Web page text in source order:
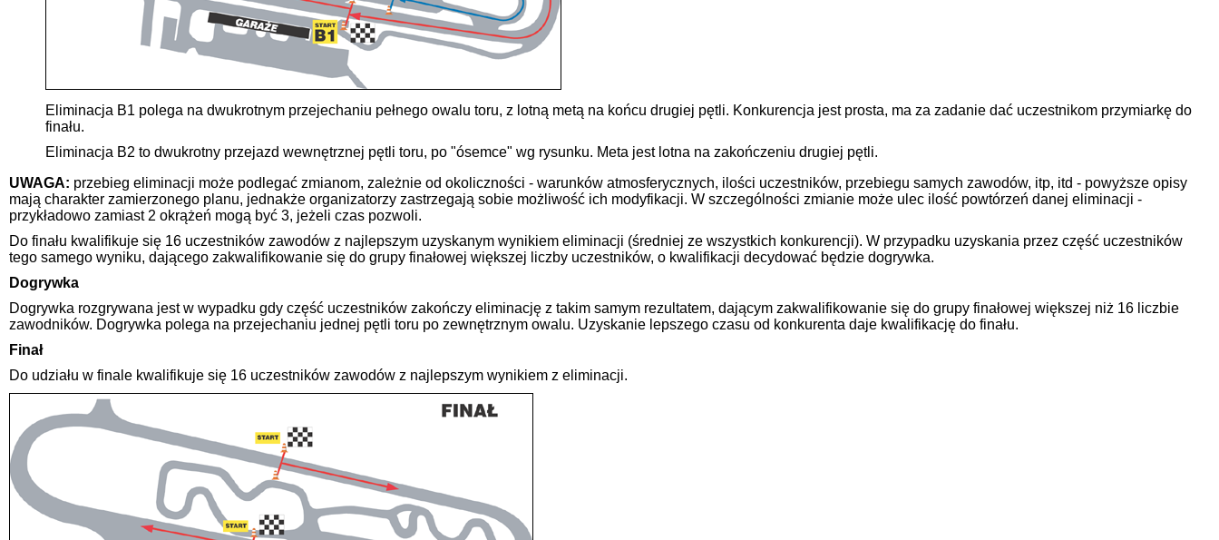
Eliminacja B1 polega na dwukrotnym przejechaniu pełnego owalu toru, z lotną metą na końcu drugiej pętli. Konkurencja jest prosta, ma za zadanie dać uczestnikom przymiarkę do
finału.
Eliminacja B2 to dwukrotny przejazd wewnętrznej pętli toru, po "ósemce" wg rysunku. Meta jest lotna na zakończeniu drugiej pętli.
UWAGA: przebieg eliminacji może podlegać zmianom, zależnie od okoliczności - warunków atmosferycznych, ilości uczestników, przebiegu samych zawodów, itp, itd - powyższe opisy
mają charakter zamierzonego planu, jednakże organizatorzy zastrzegają sobie możliwość ich modyfikacji. W szczególności zmianie może ulec ilość powtórzeń danej eliminacji -
przykładowo zamiast 2 okrążeń mogą być 3, jeżeli czas pozwoli.
Do finału kwalifikuje się 16 uczestników zawodów z najlepszym uzyskanym wynikiem eliminacji (średniej ze wszystkich konkurencji). W przypadku uzyskania przez część uczestników
tego samego wyniku, dającego zakwalifikowanie się do grupy finałowej większej liczby uczestników, o kwalifikacji decydować będzie dogrywka.
Dogrywka
Dogrywka rozgrywana jest w wypadku gdy część uczestników zakończy eliminację z takim samym rezultatem, dającym zakwalifikowanie się do grupy finałowej większej niż 16 liczbie
zawodników. Dogrywka polega na przejechaniu jednej pętli toru po zewnętrznym owalu. Uzyskanie lepszego czasu od konkurenta daje kwalifikację do finału.
Finał
Do udziału w finale kwalifikuje się 16 uczestników zawodów z najlepszym wynikiem z eliminacji.